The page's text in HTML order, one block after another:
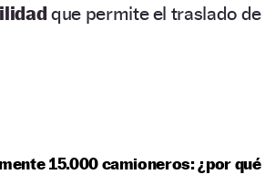
que permite el traslado de
15.000 camioneros: ¿por qué